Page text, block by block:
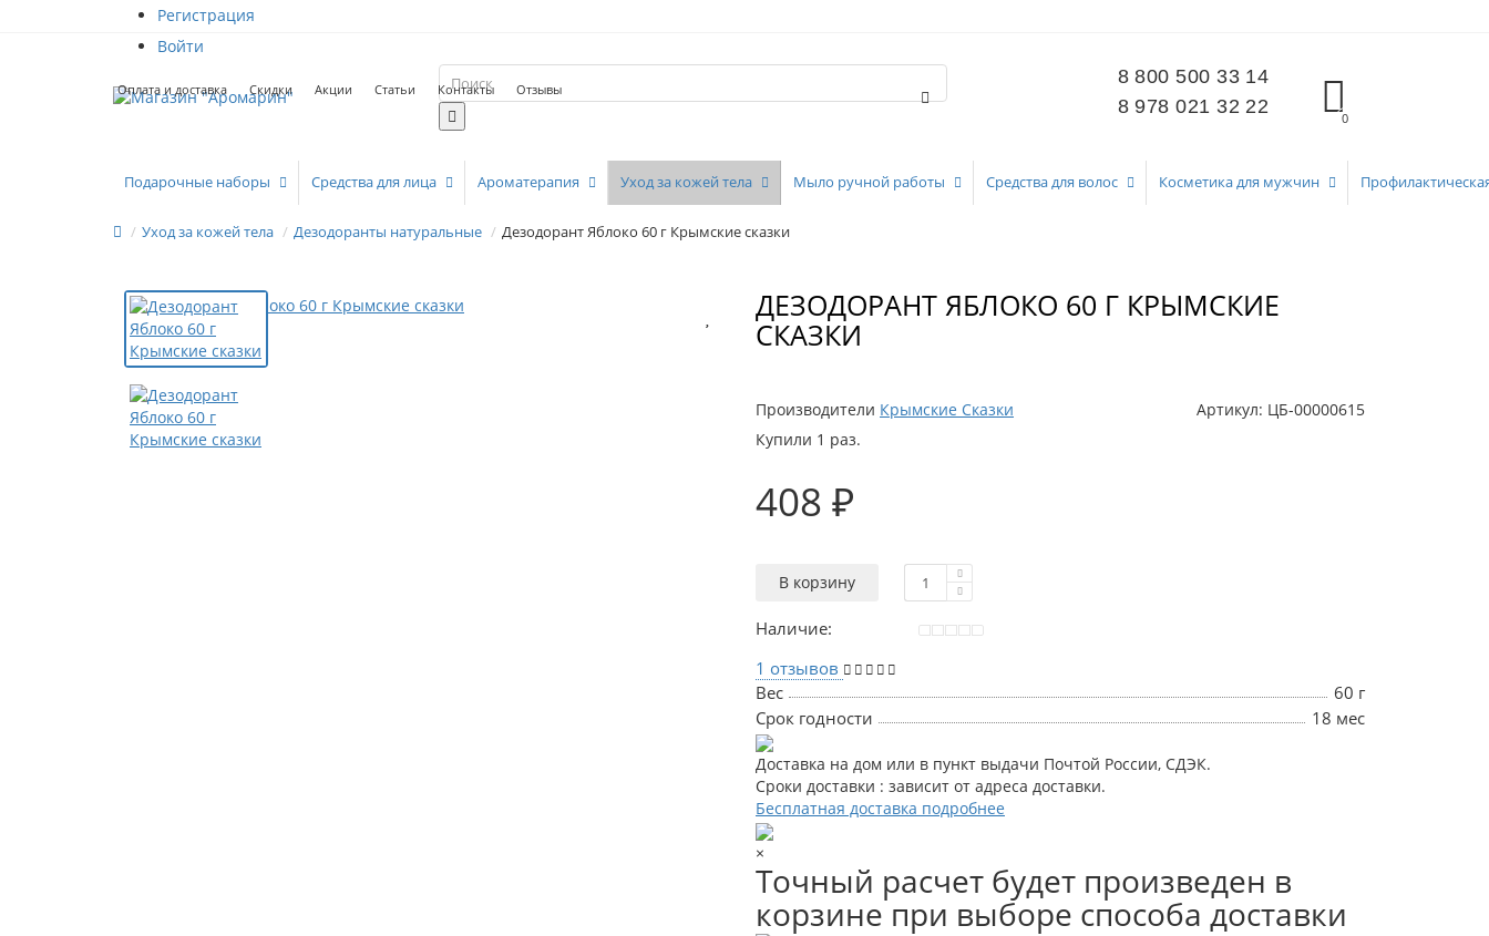
Регистрация
Войти
Оплата и доставка Скидки Акции Статьи Контакты Отзывы
8 800 500 33 14
8 978 021 32 22
0
Подарочные наборы Средства для лица Ароматерапия Уход за кожей тела Мыло ручной работы Средства для волос Косметика для мужчин
Уход за кожей тела Дезодоранты натуральные Дезодорант Яблоко 60 г Крымские сказки
ДЕЗОДОРАНТ ЯБЛОКО 60 Г КРЫМСКИЕ
СКАЗКИ
Производители Крымские Сказки Артикул: ЦБ-00000615
Купили 1 раз.
408 ₽
В корзину
Наличие:
1 отзывов
Вес
60 г
Срок годности
18 мес
Доставка на дом или в пункт выдачи Почтой России, СДЭК.
Сроки доставки : зависит от адреса доставки.
Бесплатная доставка подробнее
×
Точный расчет будет произведен в
корзине при выборе способа доставки